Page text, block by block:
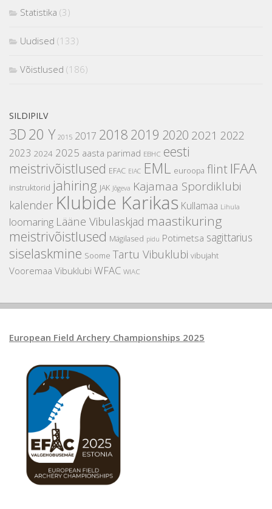
Statistika (3)
Uudised (133)
Võistlused (186)
SILDIPILV
3D20 Y 2015 2017 2018 2019 2020 2021 2022
2023 2024 2025 aasta parimad EBHC eesti
meistrivõistlused EFAC EIAC EML euroopa flint IFAA
instruktorid jahiring JAK Jõgeva Kajamaa Spordiklubi
kalender Klubide Karikas Kullamaa Lihula
loomaring Lääne Vibulaskjad maastikuring
meistrivõistlused Mägilased pidu Potimetsa sagittarius
siselaskmine Soome Tartu Vibuklubi vibujaht
Vooremaa Vibuklubi WFAC WIAC
European Field Archery Championships 2025